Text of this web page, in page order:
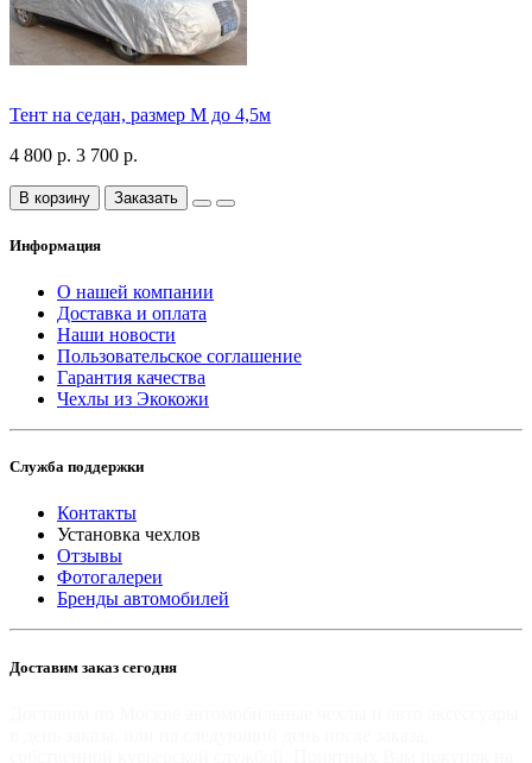
Тент на седан, размер М до 4,5м
4 800 р. 3 700 р.
В корзину Заказать
Информация
О нашей компании
Доставка и оплата
Наши новости
Пользовательское соглашение
Гарантия качества
Чехлы из Экокожи
Служба поддержки
Контакты
Установка чехлов
Отзывы
Фотогалереи
Бренды автомобилей
Доставим заказ сегодня